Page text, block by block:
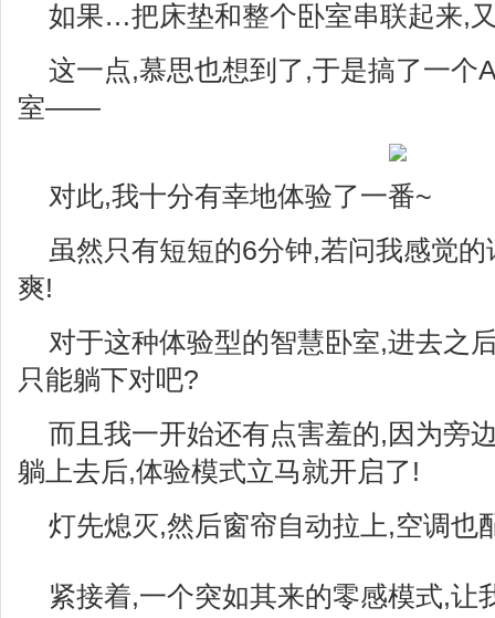
如果…把床垫和整个卧室串联起来,
这一点,慕思也想到了,于是搞了一个
室——
对此,我十分有幸地体验了一番~
虽然只有短短的6分钟,若问我感觉
爽!
对于这种体验型的智慧卧室,进去之
只能躺下对吧?
而且我一开始还有点害羞的,因为旁
躺上去后,体验模式立马就开启了!
灯先熄灭,然后窗帘自动拉上,空调
紧接着,一个突如其来的零感模式,